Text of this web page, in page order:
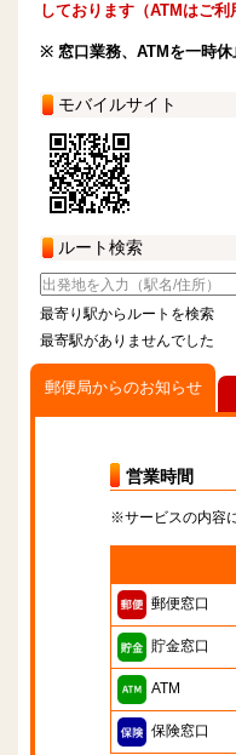
しております（ATMはご利
※ 窓口業務、ATMを一時休
モバイルサイト
ルート検索
最寄り駅からルートを検索
最寄駅がありませんでした
郵便局からのお知らせ
営業時間
※サービスの内容
郵便窓口
貯金窓口
ATM
保険窓口